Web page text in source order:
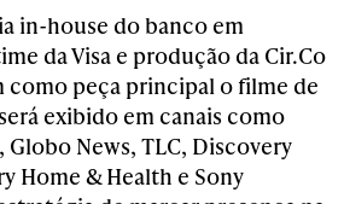
in-house do banco em
da Visa e produção da Cir.Co
como peça principal o filme de
exibido em canais como
News, TLC, Discovery
Home & Health e Sony